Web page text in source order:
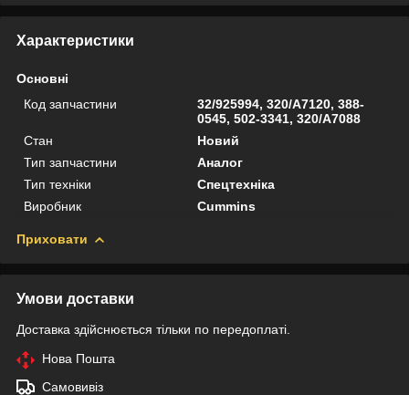
Характеристики
Основні
Код запчастини
32/925994, 320/A7120, 388-
0545, 502-3341, 320/A7088
Стан
Новий
Тип запчастини
Аналог
Тип техніки
Спецтехніка
Виробник
Cummins
Приховати
Умови доставки
Доставка здійснюється тільки по передоплаті.
Нова Пошта
Самовивіз